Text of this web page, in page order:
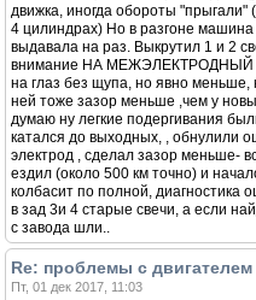
движка, иногда обороты "прыгали"
4 цилиндрах) Но в разгоне
выдавала на раз. Выкрутил 1 и 2
внимание НА МЕЖЭЛЕКТРОДНЫЙ
на глаз без щупа, но явно
ней тоже зазор меньше ,чем у
думаю ну легкие подергивания
катался до выходных, , обнулили
электрод , сделал зазор меньше-
ездил (около 500 км точно) и
колбасит по полной, диагностика
в зад 3и 4 старые свечи, а если
с завода шли..
Re: проблемы с двигателем
Пт, 01 дек 2017, 11:03